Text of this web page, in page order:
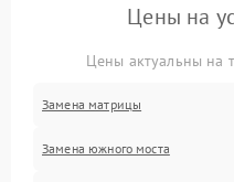
Цены на
Цены актуальны на
Замена матрицы
Замена южного моста